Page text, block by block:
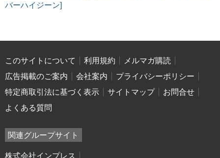
バーハイジーン]
このサイトについて 利用規約
メルマガ購読
広告掲載のご案内
会社案内
プライバシーポリシー
特定商取引法に基づく表示
サイトマップ
お問合せ
よくある質問
関連グループサイト
株式会社インプレス